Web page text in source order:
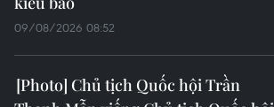
09/08/2026 08:52
Chủ tịch Quốc hội Trần